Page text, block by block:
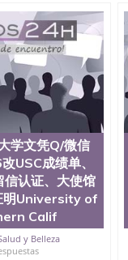
学文凭Q/微信
USC成绩单、
信认证、大使馆
明University of
Calif
y Belleza